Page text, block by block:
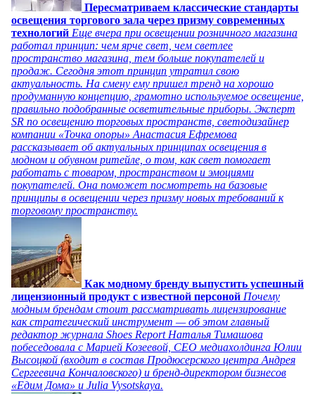
Пересматриваем классические стандарты
освещения торгового зала через призму современных
технологий Еще вчера при освещении розничного магазина
работал принцип: чем ярче свет, чем светлее
пространство магазина, тем больше покупателей и
продаж. Сегодня этот принцип утратил свою
актуальность. На смену ему пришел тренд на хорошо
продуманную концепцию, грамотно используемое освещение,
правильно подобранные осветительные приборы. Эксперт
SR по освещению торговых пространств, светодизайнер
компании «Точка опоры» Анастасия Ефремова
рассказывает об актуальных принципах освещения в
модном и обувном ритейле, о том, как свет помогает
работать с товаром, пространством и эмоциями
покупателей. Она поможет посмотреть на базовые
принципы в освещении через призму новых требований к
торговому пространству.
Как модному бренду выпустить успешный
лицензионный продукт с известной персоной Почему
модным брендам стоит рассматривать лицензирование
как стратегический инструмент — об этом главный
редактор журнала Shoes Report Наталья Тимашова
побеседовала с Марией Козеевой, СЕО медиахолдинга Юлии
Высоцкой (входит в состав Продюсерского центра Андрея
Сергеевича Кончаловского) и бренд-директором бизнесов
«Едим Дома» и Julia Vysotskaya.